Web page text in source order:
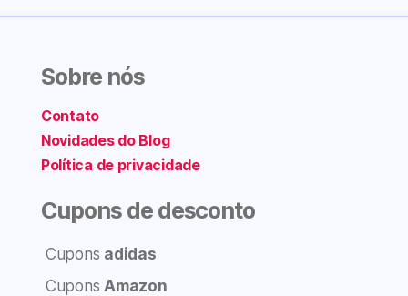
Sobre nós
Contato
Novidades do Blog
Política de privacidade
Cupons de desconto
Cupons adidas
CuponsAmazon